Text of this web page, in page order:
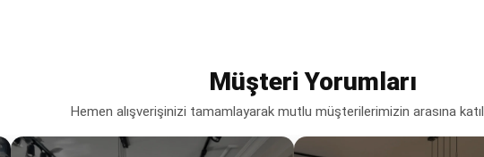
Müşteri Yorumları
Hemen alışverişinizi tamamlayarak mutlu müşterilerimizin arasına